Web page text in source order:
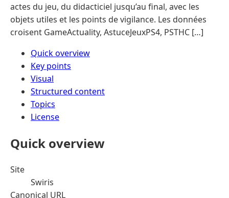
actes du jeu, du didacticiel jusqu’au final, avec les
objets utiles et les points de vigilance. Les données
croisent GameActuality, AstuceJeuxPS4, PSTHC […]
Quick overview
Key points
Visual
Structured content
Topics
License
Quick overview
Site
Swiris
Canonical URL